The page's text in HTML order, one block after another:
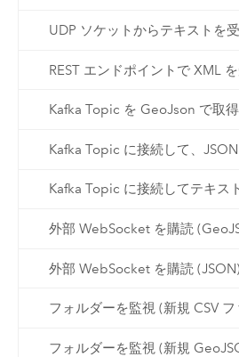
UDP ソケットからテキストを
REST エンドポイントで XML
Kafka Topic を GeoJson で取得
Kafka Topic に接続して、
Kafka Topic に接続してテキス
外部 WebSocket を購読
外部 WebSocket を購読 (JSON)
フォルダーを監視 (新規 CSV フ
フォルダーを監視 (新規